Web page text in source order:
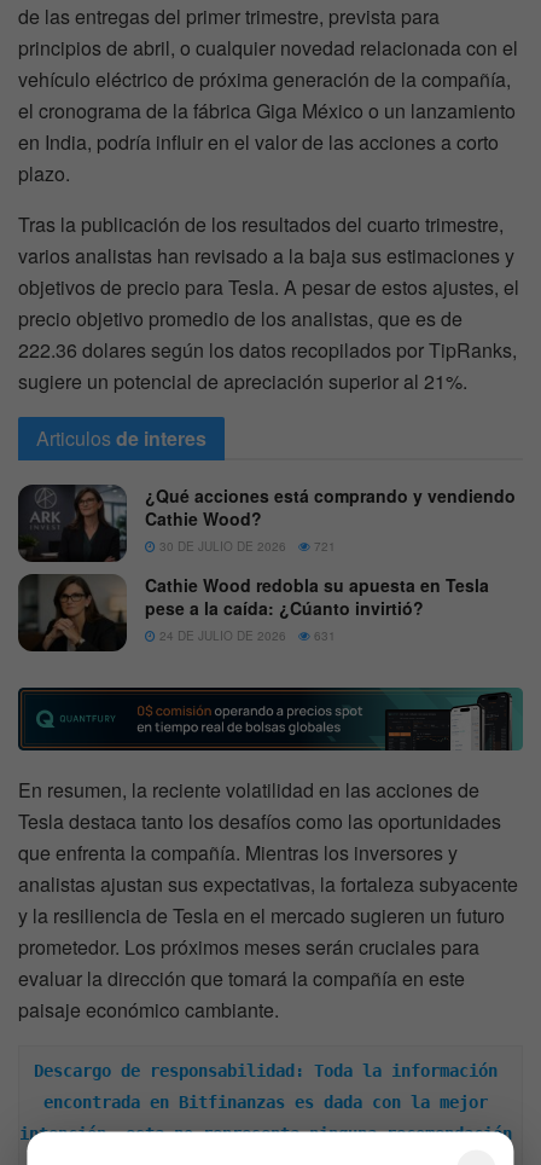
de las entregas del primer trimestre, prevista para
principios de abril, o cualquier novedad relacionada con el
vehículo eléctrico de próxima generación de la compañía,
el cronograma de la fábrica Giga México o un lanzamiento
en India, podría influir en el valor de las acciones a corto
plazo.
Tras la publicación de los resultados del cuarto trimestre,
varios analistas han revisado a la baja sus estimaciones y
objetivos de precio para Tesla. A pesar de estos ajustes, el
precio objetivo promedio de los analistas, que es de
222.36 dolares según los datos recopilados por TipRanks,
sugiere un potencial de apreciación superior al 21%.
Articulosde interes
¿Qué acciones está comprando y vendiendo
Cathie Wood?
30 DE JULIO DE 2026 721
Cathie Wood redobla su apuesta en Tesla
pese a la caída: ¿Cúanto invirtió?
24 DE JULIO DE 2026 631
En resumen, la reciente volatilidad en las acciones de
Tesla destaca tanto los desafíos como las oportunidades
que enfrenta la compañía. Mientras los inversores y
analistas ajustan sus expectativas, la fortaleza subyacente
y la resiliencia de Tesla en el mercado sugieren un futuro
prometedor. Los próximos meses serán cruciales para
evaluar la dirección que tomará la compañía en este
paisaje económico cambiante.
Descargo de responsabilidad: Toda la información
encontrada en Bitfinanzas es dada con la mejor
intención, esta no representa ninguna recomendación